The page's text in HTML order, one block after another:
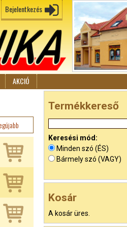
Bejelentkezés
AKCIÓ
Termékkereső
Keresési mód:
Minden szó (ÉS)
Bármely szó (VAGY)
Kosár
A kosár üres.